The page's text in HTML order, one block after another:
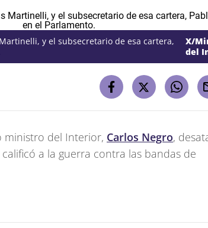
y el subsecretario de esa cartera,
X/
del
ministro del Interior, Carlos Negro,
calificó a la guerra contra las bandas de